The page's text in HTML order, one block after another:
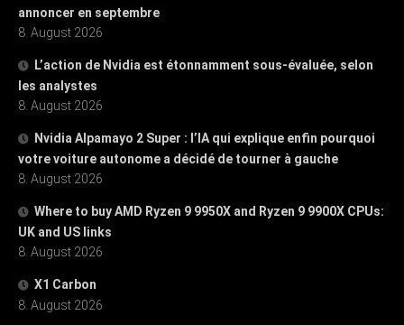
annoncer en septembre
8. August 2026
L’action de Nvidia est étonnamment sous-évaluée, selon
les analystes
8. August 2026
Nvidia Alpamayo 2 Super : l’IA qui explique enfin pourquoi
votre voiture autonome a décidé de tourner à gauche
8. August 2026
Where to buy AMD Ryzen 9 9950X and Ryzen 9 9900X CPUs:
UK and US links
8. August 2026
X1 Carbon
8. August 2026